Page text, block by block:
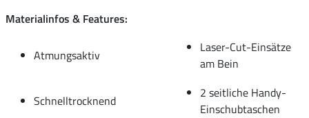
Materialinfos & Features:
Atmungsaktiv
Laser-Cut-Einsätze
am Bein
Schnelltrocknend
2 seitliche Handy-
Einschubtaschen